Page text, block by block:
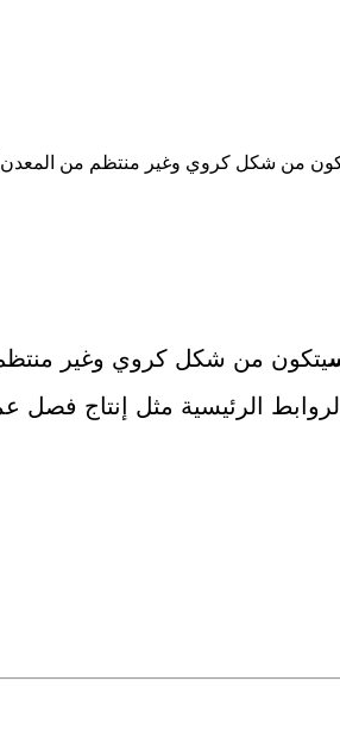
يتكون من شكل كروي وغير منتظم من المعدن
يتكون من شكل كروي وغير
الرئيسية مثل إنتاج فصل